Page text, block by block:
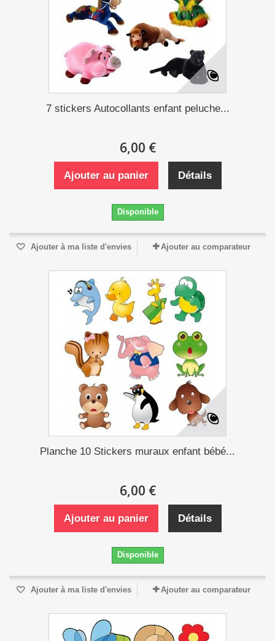
7 stickers Autocollants enfant peluche...
6,00 €
Ajouter au panier Détails
Disponible
Ajouter à ma liste d'envies Ajouter au comparateur
Planche 10 Stickers muraux enfant bébé...
6,00 €
Ajouter au panier Détails
Disponible
Ajouter à ma liste d'envies Ajouter au comparateur